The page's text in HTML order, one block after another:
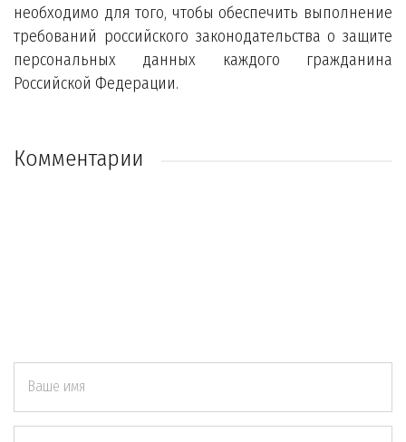
необходимо для того, чтобы обеспечить выполнение
требований российского законодательства о защите
персональных данных каждого гражданина
Российской Федерации.
Комментарии
Ваше имя